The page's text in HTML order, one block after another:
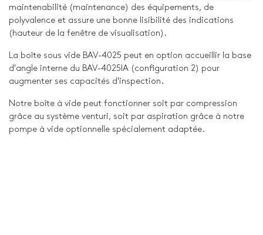
maintenabilité (maintenance) des équipements, de
polyvalence et assure une bonne lisibilité des indications
(hauteur de la fenêtre de visualisation).
La boîte sous vide BAV-4025 peut en option accueillir la base
d'angle interne du BAV-4025IA (configuration 2) pour
augmenter ses capacités d'inspection.
Notre boîte à vide peut fonctionner soit par compression
grâce au système venturi, soit par aspiration grâce à notre
pompe à vide optionnelle spécialement adaptée.